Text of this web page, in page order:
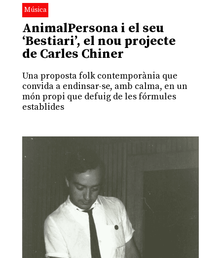
Música
AnimalPersona i el seu
‘Bestiari’, el nou projecte
de Carles Chiner
Una proposta folk contemporània que
convida a endinsar-se, amb calma, en un
món propi que defuig de les fórmules
establides